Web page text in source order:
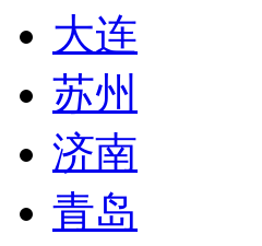
大连
苏州
济南
青岛